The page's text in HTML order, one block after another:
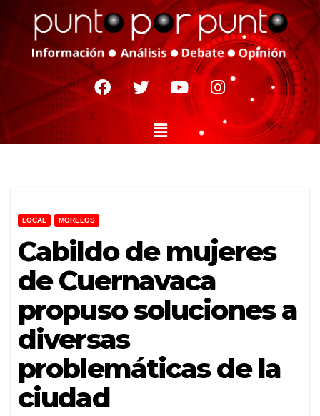
LOCAL MORELOS
Cabildo de mujeres
de Cuernavaca
propuso soluciones a
diversas
problemáticas de la
ciudad